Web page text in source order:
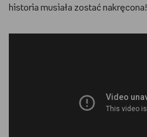
historia musiała zostać nakręcona!